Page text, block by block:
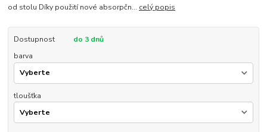
od stolu Díky použití nové absorpčn... celý popis
Dostupnost
do 3 dnů
barva
tloušťka